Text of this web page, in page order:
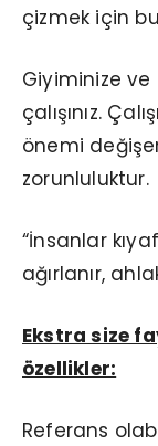
çizmek için
Giyiminize
çalışınız.
önemi
zorunluluktur.
“İnsanlar
ağırlanır,
Ekstra size
özellikler:
Referans